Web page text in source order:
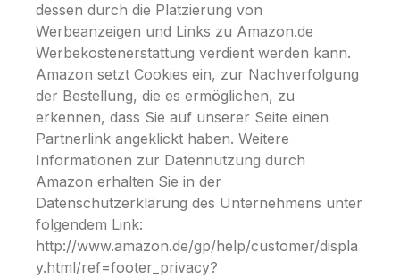
dessen durch die Platzierung von
Werbeanzeigen und Links zu Amazon.de
Werbekostenerstattung verdient werden kann.
Amazon setzt Cookies ein, zur Nachverfolgung
der Bestellung, die es ermöglichen, zu
erkennen, dass Sie auf unserer Seite einen
Partnerlink angeklickt haben. Weitere
Informationen zur Datennutzung durch
Amazon erhalten Sie in der
Datenschutzerklärung des Unternehmens unter
folgendem Link:
http://www.amazon.de/gp/help/customer/displa
y.html/ref=footer_privacy?